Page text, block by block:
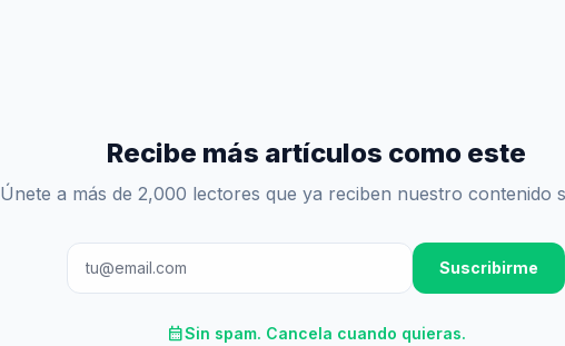
Recibe más artículos como este
Únete a más de 2,000 lectores que ya reciben nuestro contenido
Suscribirme
calendar_monthSin spam. Cancela cuando quieras.